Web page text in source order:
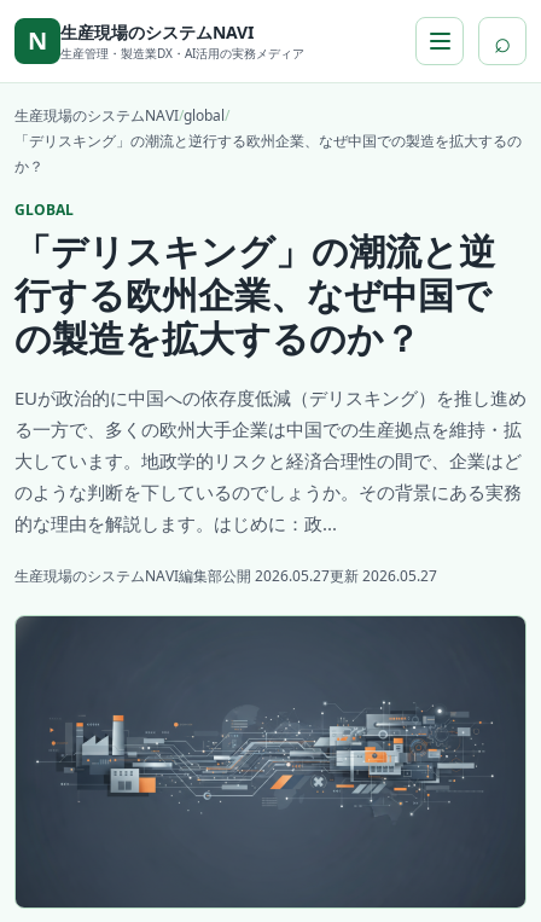
本文へ移動
N 生産現場のシステムNAVI
生産管理・製造業DX・AI活用の実務メディア ⌕
生産現場のシステムNAVI/global/
「デリスキング」の潮流と逆行する欧州企業、なぜ中国での製造を拡大するの
か？
GLOBAL
「デリスキング」の潮流と逆
行する欧州企業、なぜ中国で
の製造を拡大するのか？
EUが政治的に中国への依存度低減（デリスキング）を推し進め
る一方で、多くの欧州大手企業は中国での生産拠点を維持・拡
大しています。地政学的リスクと経済合理性の間で、企業はど
のような判断を下しているのでしょうか。その背景にある実務
的な理由を解説します。はじめに：政...
生産現場のシステムNAVI編集部公開 2026.05.27更新 2026.05.27